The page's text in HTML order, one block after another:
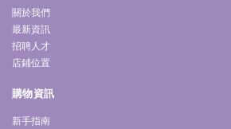
關於我們
最新資訊
招聘人才
店鋪位置
購物資訊
新手指南